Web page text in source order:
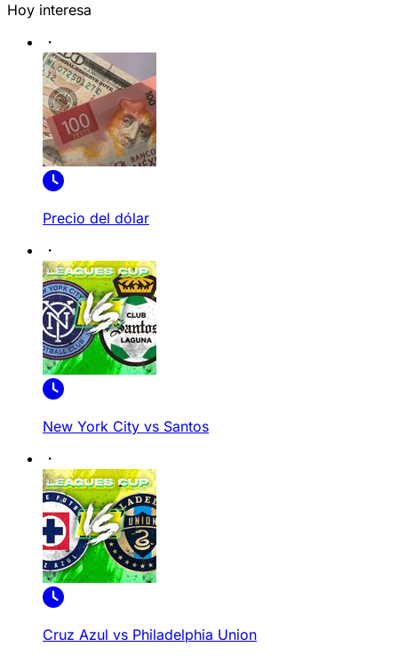
Hoy interesa
Precio del dólar
New York City vs Santos
Cruz Azul vs Philadelphia Union